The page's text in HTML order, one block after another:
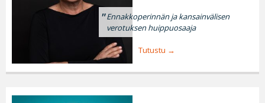
Ennakkoperinnän ja kansainvälisen
verotuksen huippuosaaja
Tutustu